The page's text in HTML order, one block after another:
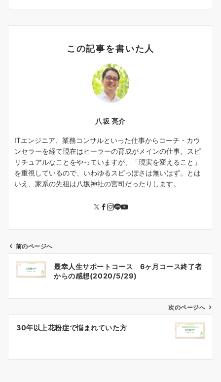
この記事を書いた人
八坂 亮介
ITエンジニア、業務コンサルといった仕事からコーチ・カウ
ンセラーを経て現在はヒーラーの育成がメインの仕事。スピ
リチュアルなことをやっていますが、「現実を変えること」
を重視しているので、いわゆるスピっぽさは無いはず。とは
いえ、家系の先祖は八坂神社の宮司だったりします。
ビ
ン
前のページへ
最幸人生サポートコース 6ヶ月コース終了者
からの感想(2020/5/29)
次のページへ
30年以上花粉症で悩まれていた方